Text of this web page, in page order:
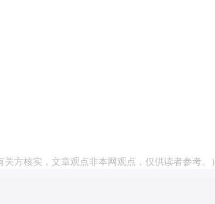
方核实，文章观点非本网观点，仅供读者参考。）